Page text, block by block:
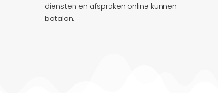
diensten en afspraken online kunnen
betalen.